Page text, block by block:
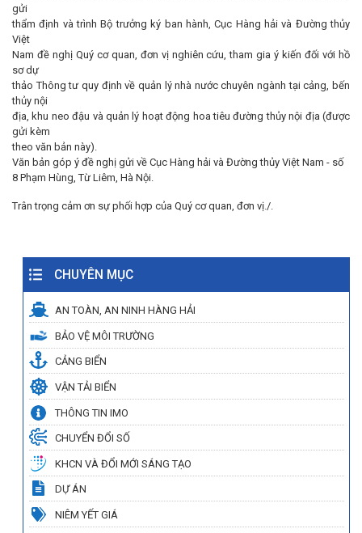
gửi
thẩm định và trình Bộ trưởng ký ban hành, Cục Hàng hải và Đường thủy
Việt
Nam đề nghị Quý cơ quan, đơn vị nghiên cứu, tham gia ý kiến đối với hồ
sơ dự
thảo Thông tư quy định về quản lý nhà nước chuyên ngành tại cảng, bến
thủy nội
địa, khu neo đậu và quản lý hoạt động hoa tiêu đường thủy nội địa (được
gửi kèm
theo văn bản này).
Văn bản góp ý đề nghị gửi về Cục Hàng hải và Đường thủy Việt Nam - số
8 Phạm Hùng, Từ Liêm, Hà Nội.
Trân trọng cảm ơn sự phối hợp của Quý cơ quan, đơn vị./.
CHUYÊN MỤC
AN TOÀN, AN NINH HÀNG HẢI
BẢO VỆ MÔI TRƯỜNG
CẢNG BIỂN
VẬN TẢI BIỂN
THÔNG TIN IMO
CHUYỂN ĐỔI SỐ
KHCN VÀ ĐỔI MỚI SÁNG TẠO
DỰ ÁN
NIÊM YẾT GIÁ